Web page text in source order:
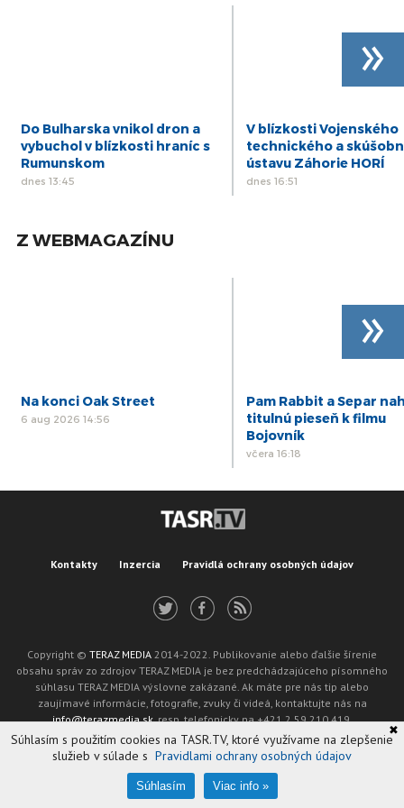
Do Bulharska vnikol dron a
vybuchol v blízkosti hraníc s
Rumunskom
dnes 13:45
V blízkosti Vojenského
technického a
ústavu Záhorie HORÍ
dnes 16:51
»
Z WEBMAGAZÍNU
Na konci Oak Street
6 aug 2026 14:56
Pam Rabbit a Separ
titulnú pieseň k filmu
Bojovník
včera 16:18
»
Kontakty Inzercia Pravidlá ochrany osobných údajov
Copyright © TERAZ MEDIA 2014-2022. Publikovanie alebo ďalšie šírenie
obsahu správ zo zdrojov TERAZ MEDIA je bez predchádzajúceho písomného
súhlasu TERAZ MEDIA výslovne zakázané. Ak máte pre nás tip alebo
zaujímavé informácie, fotografie, zvuky či videá, kontaktujte nás na
info@terazmedia.sk, resp. telefonicky na +421 2 59 210 419.
Žiadosť o zverejnenie opravy v zmysle zákona o publikáciách je možné zaslať
na adresu oprava@tasr.sk.
Oznámenie prevádzkovateľa podľa § 11a zákona č. 265/2022 Z. z.
Súhlasím s použitím cookies na TASR.TV, ktoré využívame na zlepšenie
služieb v súlade s Pravidlami ochrany osobných údajov
Súhlasím Viac info »
✖